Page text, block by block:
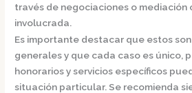
través de negociaciones o
involucrada.
Es importante destacar que estos
generales y que cada caso es único,
honorarios y servicios específicos
situación particular. Se recomienda